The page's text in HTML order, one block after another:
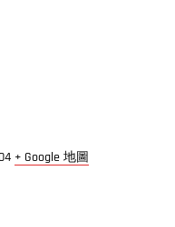
+ Google 地圖